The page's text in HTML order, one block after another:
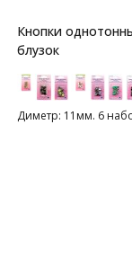
Кнопки
блузок
Диметр: 11мм. 6